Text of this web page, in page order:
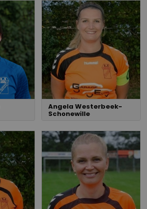
Angela Westerbeek-
Schonewille